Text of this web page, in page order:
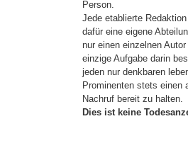
Person.
Jede etablierte
dafür eine eigene
nur einen einzelnen
einzige Aufgabe darin
jeden nur denkbaren
Prominenten stets einen
Nachruf bereit zu halten.
Dies ist keine